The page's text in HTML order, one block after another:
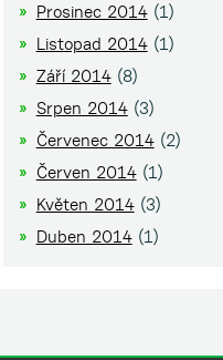
Prosinec 2014(1)
Listopad 2014(1)
Září 2014(8)
Srpen 2014(3)
Červenec 2014(2)
Červen 2014(1)
Květen 2014(3)
Duben 2014(1)